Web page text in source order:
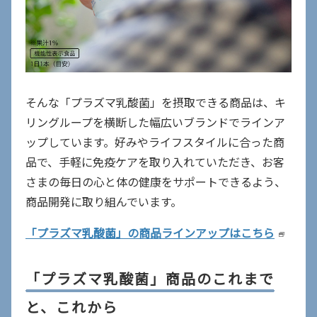
そんな「プラズマ乳酸菌」を摂取できる商品は、キ
リングループを横断した幅広いブランドでラインア
ップしています。好みやライフスタイルに合った商
品で、手軽に免疫ケアを取り入れていただき、お客
さまの毎日の心と体の健康をサポートできるよう、
商品開発に取り組んでいます。
「プラズマ乳酸菌」の商品ラインアップはこちら
新
「プラズマ乳酸菌」商品のこれまで
と、これから